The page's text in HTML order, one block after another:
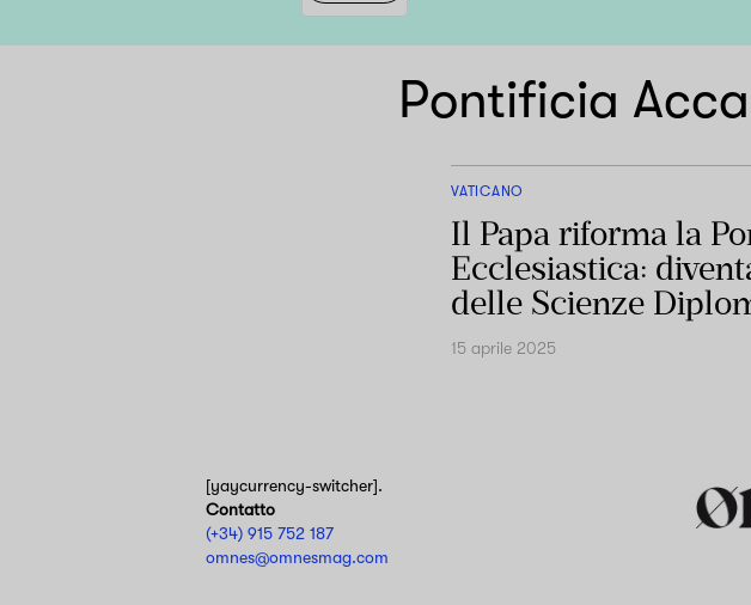
Pontificia
VATICANO
Il Papa riforma la
Ecclesiastica:
delle Scienze
15 aprile 2025
[yaycurrency-switcher].
Contatto
(+34) 915 752 187
omnes@omnesmag.com